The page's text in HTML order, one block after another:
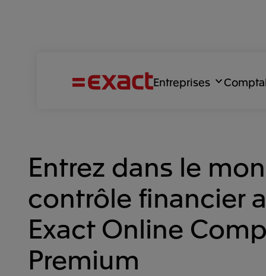
Entreprises
Entrez dans le
contrôle financier
Exact Online
Premium